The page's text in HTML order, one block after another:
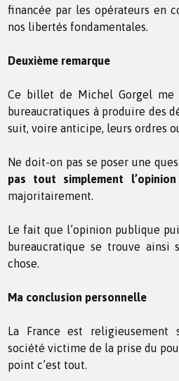
financée par les opérateurs en
nos libertés fondamentales.
Deuxième remarque
Ce billet de Michel Gorgel me
bureaucratiques à produire des
suit, voire anticipe, leurs ordres
Ne doit-on pas se poser une
pas tout simplement
majoritairement.
Le fait que l’opinion publique
bureaucratique se trouve
chose.
Ma conclusion personnelle
La France est religieusement
société victime de la prise du
point c’est tout.